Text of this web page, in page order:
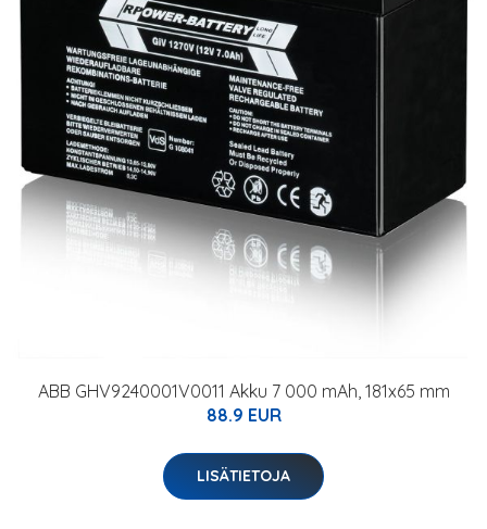
ABB GHV9240001V0011 Akku 7 000 mAh, 181x65 mm
88.9 EUR
LISÄTIETOJA